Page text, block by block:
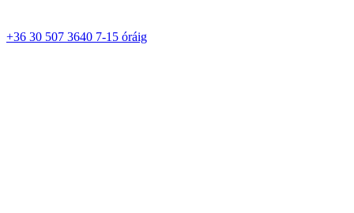
+36 30 507 3640 7-15 óráig